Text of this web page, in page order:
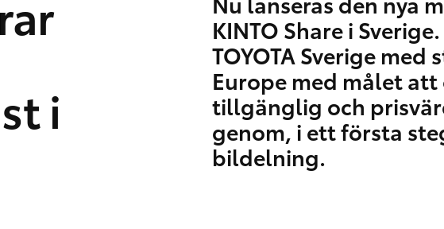
i
KINTO Share i
TOYOTA Sverige
Europe med målet
tillgänglig och
genom, i ett första
bildelning.